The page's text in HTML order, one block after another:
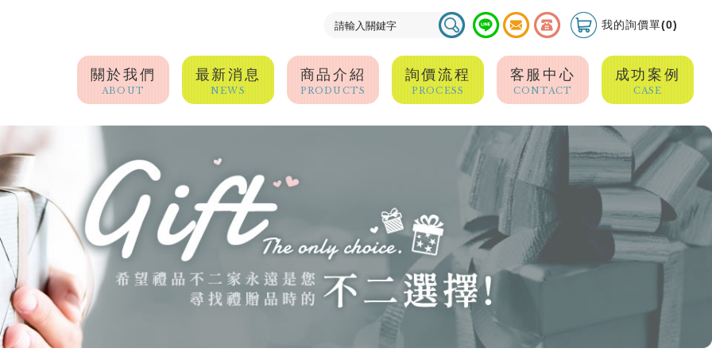
我的詢價單(0)
關於我們
ABOUT
最新消息
NEWS
商品介紹
PRODUCTS
詢價流程
PROCESS
客服中心
CONTACT
成功案例
CASE